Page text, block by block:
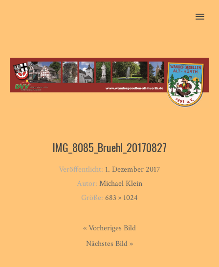
MENU
IMG_8085_Bruehl_20170827
Veröffentlicht: 1. Dezember 2017
Autor: Michael Klein
Größe: 683 × 1024
« Vorheriges Bild
Nächstes Bild »